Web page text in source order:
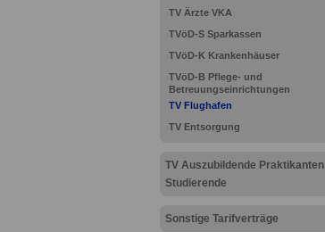
TV Ärzte VKA
TVöD-S Sparkassen
TVöD-K Krankenhäuser
TVöD-B Pflege- und
Betreuungseinrichtungen
TV Flughafen
TV Entsorgung
TV Auszubildende Praktikanten
Studierende
Sonstige Tarifverträge